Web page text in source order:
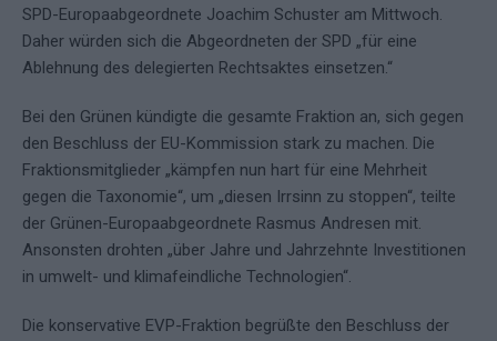
SPD-Europaabgeordnete Joachim Schuster am Mittwoch.
Daher würden sich die Abgeordneten der SPD „für eine
Ablehnung des delegierten Rechtsaktes einsetzen.“
Bei den Grünen kündigte die gesamte Fraktion an, sich gegen
den Beschluss der EU-Kommission stark zu machen. Die
Fraktionsmitglieder „kämpfen nun hart für eine Mehrheit
gegen die Taxonomie“, um „diesen Irrsinn zu stoppen“, teilte
der Grünen-Europaabgeordnete Rasmus Andresen mit.
Ansonsten drohten „über Jahre und Jahrzehnte Investitionen
in umwelt- und klimafeindliche Technologien“.
Die konservative EVP-Fraktion begrüßte den Beschluss der